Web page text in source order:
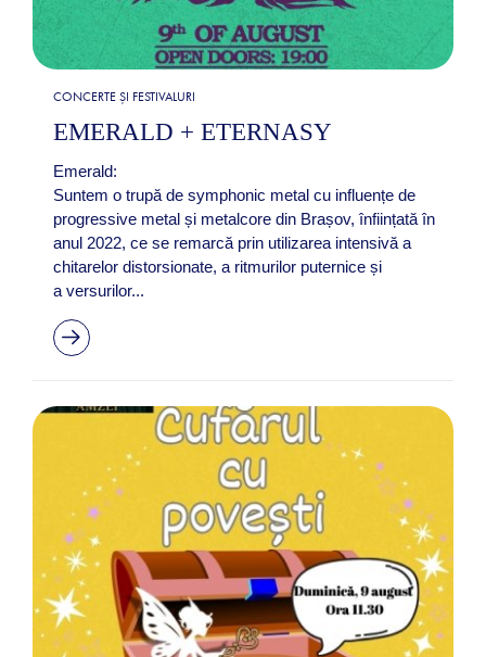
CONCERTE ȘI FESTIVALURI
EMERALD + ETERNASY
Emerald:
Suntem o trupă de symphonic metal cu influențe de
progressive metal și metalcore din Brașov, înființată în
anul 2022, ce se remarcă prin utilizarea intensivă a
chitarelor distorsionate, a ritmurilor puternice și
a versurilor...